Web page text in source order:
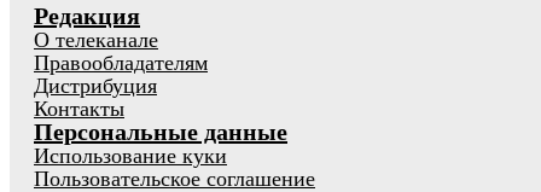
Редакция
О телеканале
Правообладателям
Дистрибуция
Контакты
Персональные данные
Использование куки
Пользовательское соглашение